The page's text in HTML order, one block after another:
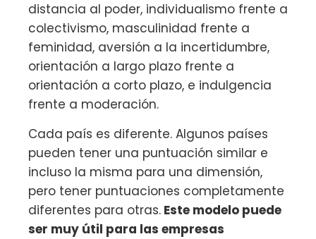
distancia al poder, individualismo frente a
colectivismo, masculinidad frente a
feminidad, aversión a la incertidumbre,
orientación a largo plazo frente a
orientación a corto plazo, e indulgencia
frente a moderación.
Cada país es diferente. Algunos países
pueden tener una puntuación similar e
incluso la misma para una dimensión,
pero tener puntuaciones completamente
diferentes para otras. Este modelo puede
ser muy útil para las empresas